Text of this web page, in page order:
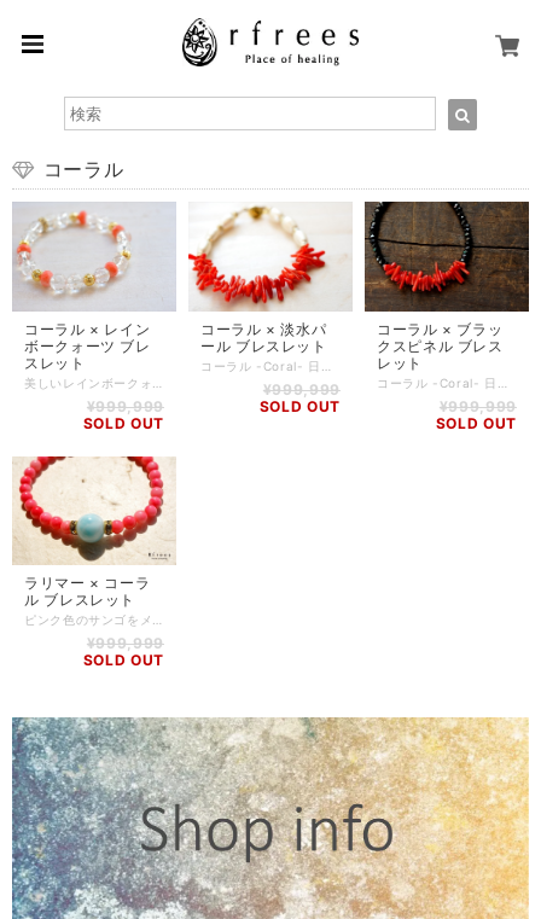
コーラル
コーラル × レイン
ボークォーツ ブレ
スレット
¥999,999
SOLD OUT
コーラル × 淡水パ
ール ブレスレット
¥999,999
SOLD OUT
コーラル × ブラッ
クスピネル ブレス
レット
¥999,999
SOLD OUT
ラリマー × コーラ
ル ブレスレット
¥999,999
SOLD OUT